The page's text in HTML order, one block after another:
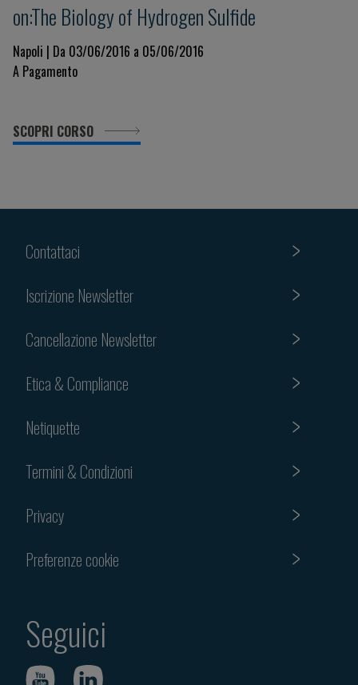
on:The Biology of Hydrogen Sulfide
Napoli | Da 03/06/2016 a 05/06/2016
A Pagamento
SCOPRI CORSO
Contattaci
Iscrizione Newsletter
Cancellazione Newsletter
Etica & Compliance
Netiquette
Termini & Condizioni
Privacy
Preferenze cookie
Seguici